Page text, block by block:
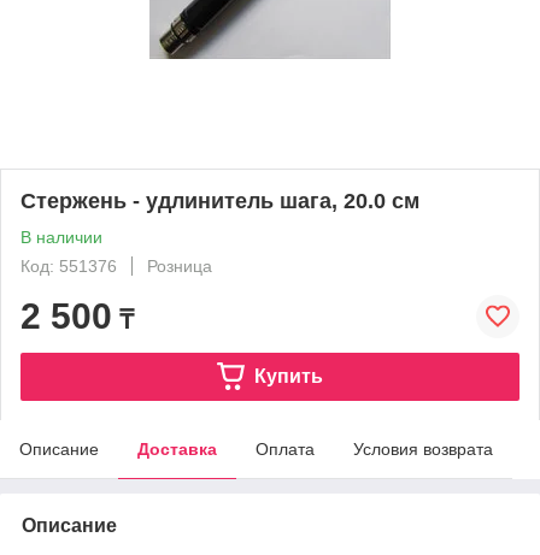
Стержень - удлинитель шага, 20.0 см
В наличии
Код: 551376
Розница
2 500 ₸
Купить
Описание Доставка Оплата Условия возврата
Описание